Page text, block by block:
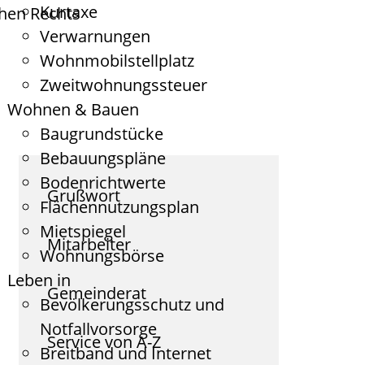
Kurtaxe
Verwarnungen
Wohnmobilstellplatz
Zweitwohnungssteuer
Wohnen & Bauen
Baugrundstücke
Bebauungspläne
Bodenrichtwerte
Flächennutzungsplan
Mietspiegel
Wohnungsbörse
Leben in
Bevölkerungsschutz und
Notfallvorsorge
Breitband und Internet
Rechts
Grußwort
Mitarbeiter
Gemeinderat
Service von A-Z